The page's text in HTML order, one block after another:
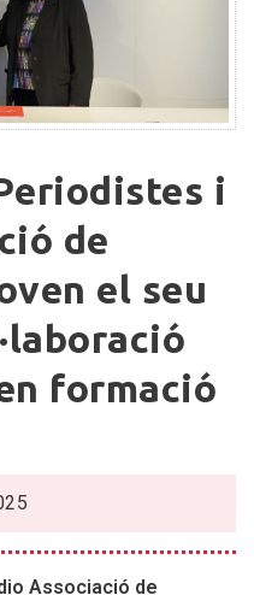
i
de
el seu
formació
Associació de